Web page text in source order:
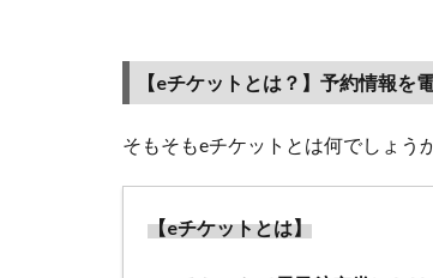
印刷
が必
情報
の確
認方
法
【eチケットとは？】予約情報を
そもそもeチケットとは何でしょう
【eチケットとは】